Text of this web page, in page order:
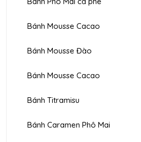
Bánh Mousse Cacao
Bánh Mousse Đào
Bánh Mousse Cacao
Bánh Titramisu
Bánh Caramen Phô Mai